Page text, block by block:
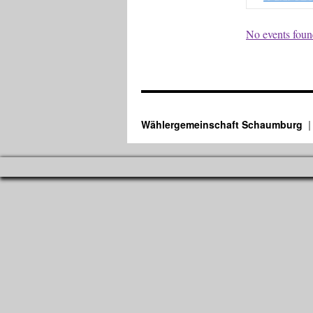
No events
Wählergemeinschaft Schaumburg